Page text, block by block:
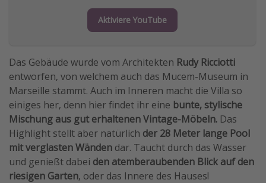
Aktiviere YouTube
Das Gebäude wurde vom Architekten Rudy Ricciotti
entworfen, von welchem auch das Mucem-Museum in
Marseille stammt. Auch im Inneren macht die Villa so
einiges her, denn hier findet ihr eine bunte, stylische
Mischung aus gut erhaltenen Vintage-Möbeln. Das
Highlight stellt aber natürlich der 28 Meter lange Pool
mit verglasten Wänden dar. Taucht durch das Wasser
und genießt dabei den atemberaubenden Blick auf den
riesigen Garten, oder das Innere des Hauses!